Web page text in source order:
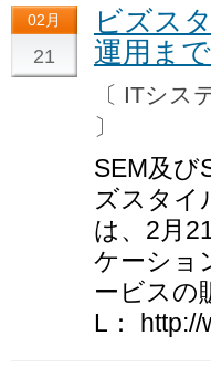
02月
21
ビズス
運用ま
〔 ITシ
〕
SEM及び
ズスタイ
は、2月
ケーショ
ービスの
L：